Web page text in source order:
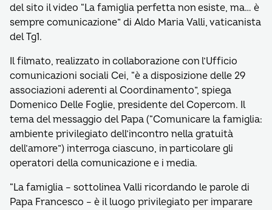
del sito il video “La famiglia perfetta non esiste, ma… è
sempre comunicazione” di Aldo Maria Valli, vaticanista
del Tg1.
Il filmato, realizzato in collaborazione con l’Ufficio
comunicazioni sociali Cei, “è a disposizione delle 29
associazioni aderenti al Coordinamento”, spiega
Domenico Delle Foglie, presidente del Copercom. Il
tema del messaggio del Papa (“Comunicare la famiglia:
ambiente privilegiato dell’incontro nella gratuità
dell’amore”) interroga ciascuno, in particolare gli
operatori della comunicazione e i media.
“La famiglia – sottolinea Valli ricordando le parole di
Papa Francesco – è il luogo privilegiato per imparare